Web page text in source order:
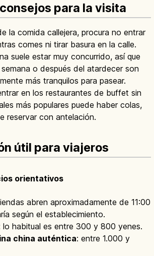
para la visita
la comida callejera, procura no entrar
comes ni tirar basura en la calle.
suele estar muy concurrido, así que
o después del atardecer son
más tranquilos para pasear.
en los restaurantes de buffet sin
más populares puede haber colas,
reservar con antelación.
útil para viajeros
orientativos
abren aproximadamente de 11:00
según el establecimiento.
lo habitual es entre 300 y 800 yenes.
china auténtica: entre 1.000 y